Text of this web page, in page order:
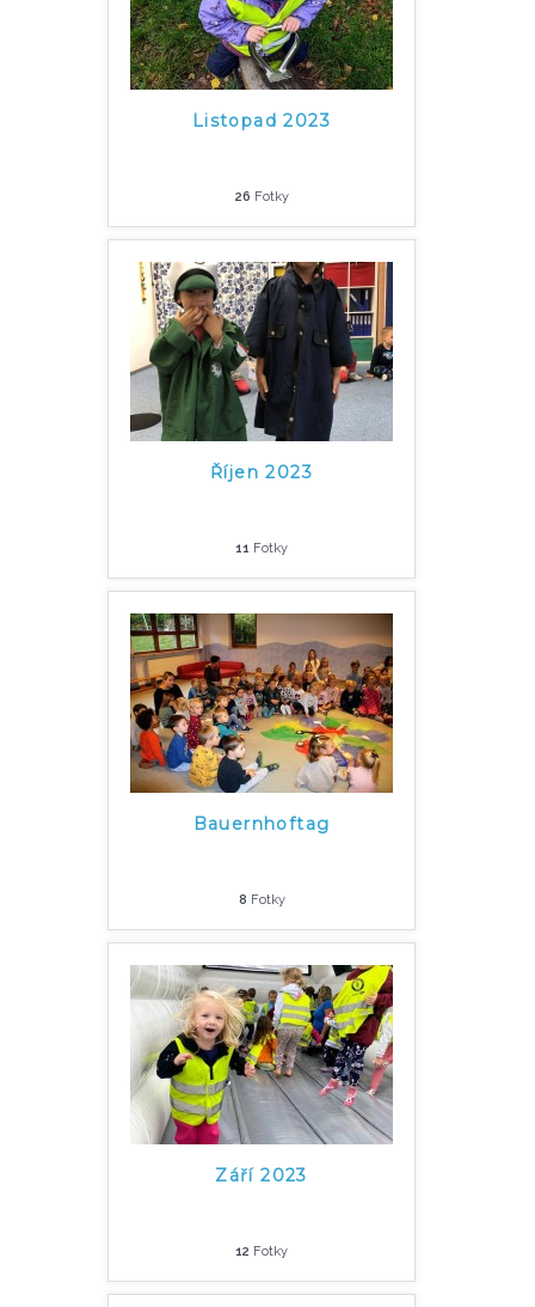
Listopad 2023
26 Fotky
Říjen 2023
11 Fotky
Bauernhoftag
8 Fotky
Září 2023
12 Fotky